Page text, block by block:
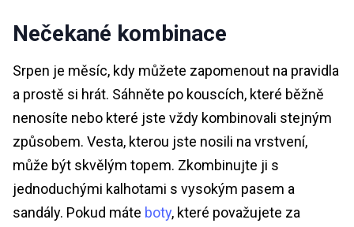
Nečekané kombinace
Srpen je měsíc, kdy můžete zapomenout na pravidla
a prostě si hrát. Sáhněte po kouscích, které běžně
nenosíte nebo které jste vždy kombinovali stejným
způsobem. Vesta, kterou jste nosili na vrstvení,
může být skvělým topem. Zkombinujte ji s
jednoduchými kalhotami s vysokým pasem a
sandály. Pokud máte boty, které považujete za